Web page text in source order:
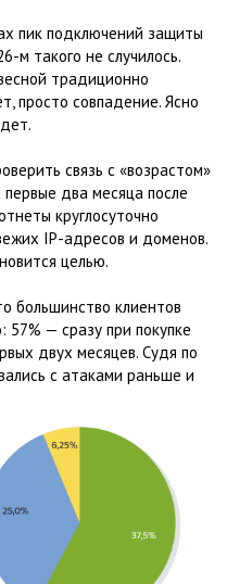
пик подключений защиты
м такого не случилось.
традиционно
просто совпадение. Ясно
связь с «возрастом»
два месяца после
круглосуточно
IP-адресов и доменов.
целью.
большинство клиентов
— сразу при покупке
двух месяцев. Судя по
с атаками раньше и